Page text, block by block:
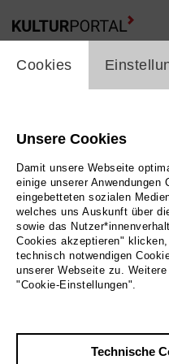
cookie_layer
Cookies
Unsere Cookies
Damit unsere Webseite
einige unserer
eingebetteten sozialen
welches uns Auskunft über
sowie das
Cookies akzeptieren"
technisch notwendigen
unserer Webseite zu.
"Cookie-Einstellungen".
Technische